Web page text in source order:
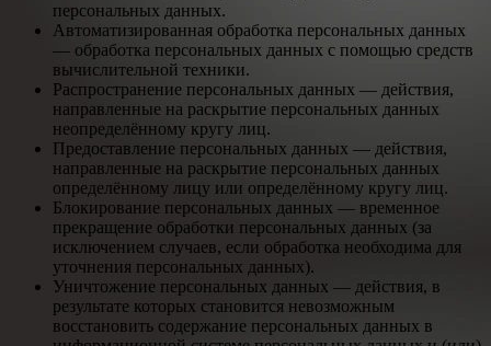
персональных данных.
Автоматизированная обработка персональных данных
— обработка персональных данных с помощью средств
вычислительной техники.
Распространение персональных данных — действия,
направленные на раскрытие персональных данных
неопределённому кругу лиц.
Предоставление персональных данных — действия,
направленные на раскрытие персональных данных
определённому лицу или определённому кругу лиц.
Блокирование персональных данных — временное
прекращение обработки персональных данных (за
исключением случаев, если обработка необходима для
уточнения персональных данных).
Уничтожение персональных данных — действия, в
результате которых становится невозможным
восстановить содержание персональных данных в